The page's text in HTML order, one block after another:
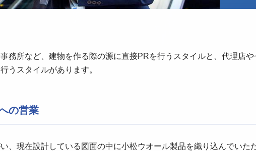
務所など、建物を作る際の源に直接PRを行うスタイルと、代理店
うスタイルがあります。
の営業
、現在設計している図面の中に小松ウオール製品を織り込んでいた